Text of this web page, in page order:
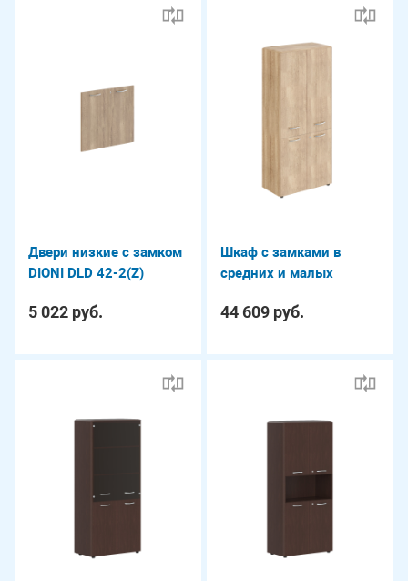
Двери низкие с замком
DIONI DLD 42-2(Z)
5 022 руб.
Шкаф с замками в
средних и малых
DHC 85.3(Z)
44 609 руб.